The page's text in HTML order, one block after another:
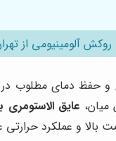
روکش آلومینیومی از
و حفظ دمای مطلوب
عایق الاستومری
بالا و عملکرد